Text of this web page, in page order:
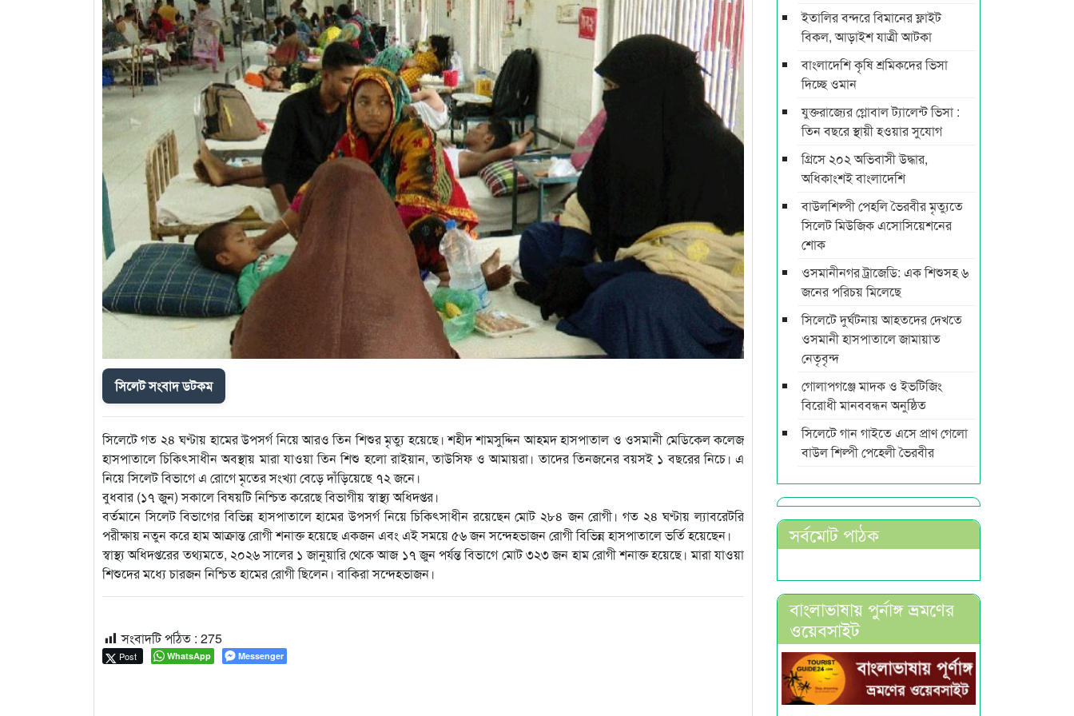
সিলেট সংবাদ ডটকম
সিলেটে গত ২৪ ঘণ্টায় হামের উপসর্গ নিয়ে আরও তিন শিশুর মৃত্যু হয়েছে। শহীদ শামসুদ্দিন আহমদ হাসপাতাল ও ওসমানী মেডিকেল কলেজ
হাসপাতালে চিকিৎসাধীন অবস্থায় মারা যাওয়া তিন শিশু হলো রাইয়ান, তাউসিফ ও আমায়রা। তাদের তিনজনের বয়সই ১ বছরের নিচে। এ
নিয়ে সিলেট বিভাগে এ রোগে মৃতের সংখ্যা বেড়ে দাঁড়িয়েছে ৭২ জনে।
বুধবার (১৭ জুন) সকালে বিষয়টি নিশ্চিত করেছে বিভাগীয় স্বাস্থ্য অধিদপ্তর।
বর্তমানে সিলেট বিভাগের বিভিন্ন হাসপাতালে হামের উপসর্গ নিয়ে চিকিৎসাধীন রয়েছেন মোট ২৮৪ জন রোগী। গত ২৪ ঘণ্টায় ল্যাবরেটরি
পরীক্ষায় নতুন করে হাম আক্রান্ত রোগী শনাক্ত হয়েছে একজন এবং এই সময়ে ৫৬ জন সন্দেহভাজন রোগী বিভিন্ন হাসপাতালে ভর্তি হয়েছেন।
স্বাস্থ্য অধিদপ্তরের তথ্যমতে, ২০২৬ সালের ১ জানুয়ারি থেকে আজ ১৭ জুন পর্যন্ত বিভাগে মোট ৩২৩ জন হাম রোগী শনাক্ত হয়েছে। মারা যাওয়া
শিশুদের মধ্যে চারজন নিশ্চিত হামের রোগী ছিলেন। বাকিরা সন্দেহভাজন।
সংবাদটি পঠিত : 275
Post WhatsApp Messenger
ইতালির বন্দরে বিমানের ফ্লাইট
বিকল, আড়াইশ যাত্রী আটকা
বাংলাদেশি কৃষি শ্রমিকদের ভিসা
দিচ্ছে ওমান
যুক্তরাজ্যের গ্লোবাল ট্যালেন্ট ভিসা :
তিন বছরে স্থায়ী হওয়ার সুযোগ
গ্রিসে ২০২ অভিবাসী উদ্ধার,
অধিকাংশই বাংলাদেশি
বাউলশিল্পী পেহলি ভৈরবীর মৃত্যুতে
সিলেট মিউজিক এসোসিয়েশনের
শোক
ওসমানীনগর ট্রাজেডি: এক শিশুসহ ৬
জনের পরিচয় মিলেছে
সিলেটে দুর্ঘটনায় আহতদের দেখতে
ওসমানী হাসপাতালে জামায়াত
নেতৃবৃন্দ
গোলাপগঞ্জে মাদক ও ইভটিজিং
বিরোধী মানববন্ধন অনুষ্ঠিত
সিলেটে গান গাইতে এসে প্রাণ গেলো
বাউল শিল্পী পেহেলী ভৈরবীর
সর্বমোট পাঠক
বাংলাভাষায় পুর্নাঙ্গ ভ্রমণের
ওয়েবসাইট